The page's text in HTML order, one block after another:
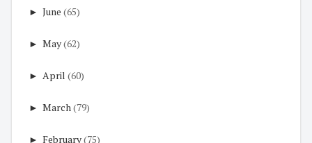
► June (65)
► May(62)
► April (60)
► March(79)
► February(75)